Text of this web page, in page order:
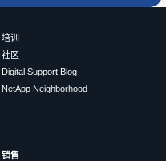
培训
社区
Digital Support Blog
NetApp Neighborhood
销售